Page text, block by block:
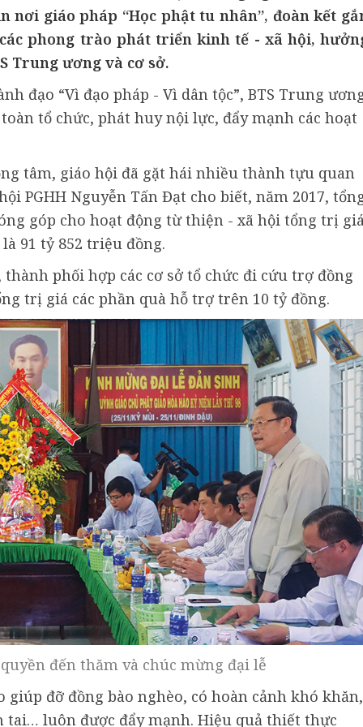
nơi giáo pháp “Học phật tu nhân”, đoàn kết
phong trào phát triển kinh tế - xã hội,
Trung ương và cơ sở.
đạo “Vì đạo pháp - Vì dân tộc”, BTS Trung
tổ chức, phát huy nội lực, đẩy mạnh các hoạt
tâm, giáo hội đã gặt hái nhiều thành tựu quan
PGHH Nguyễn Tấn Đạt cho biết, năm 2017,
góp cho hoạt động từ thiện - xã hội tổng trị
91 tỷ 852 triệu đồng.
phối hợp các cơ sở tổ chức đi cứu trợ đồng
trị giá các phần quà hỗ trợ trên 10 tỷ đồng.
đến thăm và chúc mừng đại lễ
đỡ đồng bào nghèo, có hoàn cảnh khó khăn,
luôn được đẩy mạnh. Hiệu quả thiết thực